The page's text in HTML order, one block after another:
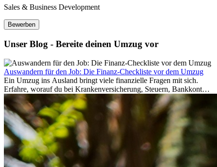
Sales & Business Development
Bewerben
Unser Blog - Bereite deinen Umzug vor
Auswandern für den Job: Die Finanz-Checkliste vor dem Umzug
Ein Umzug ins Ausland bringt viele finanzielle Fragen mit sich.
Erfahre, worauf du bei Krankenversicherung, Steuern, Bankkonto,
Rücklagen und Budgetplanung achten solltest, damit dein Neustart
im Ausland reibungslos gelingt.